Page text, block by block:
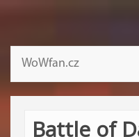
WoWfan.cz
Battle of